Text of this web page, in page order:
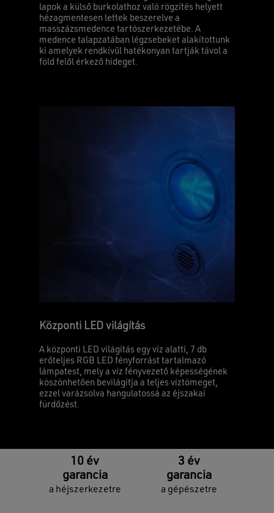
lapok a külső burkolathoz való rögzítés helyett
hézagmentesen lettek beszerelve a
masszázsmedence tartószerkezetébe. A
medence talapzatában légzsebeket alakítottunk
ki amelyek rendkívűl hatékonyan tartják távol a
föld felől érkező hideget.
Központi LED világítás
A központi LED világítás egy víz alatti, 7 db
erőteljes RGB LED fényforrást tartalmazó
lámpatest, mely a víz fényvezető képességének
köszönhetően bevilágítja a teljes víztömeget,
ezzel varázsolva hangulatossá az éjszakai
fürdőzést.
10 év
garancia
a héjszerkezetre
3 év
garancia
a gépészetre